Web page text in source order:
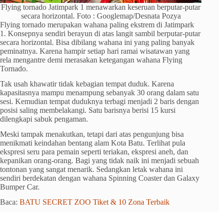
Flying tornado Jatimpark 1 menawarkan keseruan berputar-putar
secara horizontal. Foto : Googlemap/Desnata Pozya
Flying tornado merupakan wahana paling ekstrem di Jatimpark
1. Konsepnya sendiri berayun di atas langit sambil berputar-putar
secara horizontal. Bisa dibilang wahana ini yang paling banyak
peminatnya. Karena hampir setiap hari ramai wisatawan yang
rela mengantre demi merasakan ketegangan wahana Flying
Tornado.
Tak usah khawatir tidak kebagian tempat duduk. Karena
kapasitasnya mampu menampung sebanyak 30 orang dalam satu
sesi. Kemudian tempat duduknya terbagi menjadi 2 baris dengan
posisi saling membelakangi. Satu barisnya berisi 15 kursi
dilengkapi sabuk pengaman.
Meski tampak menakutkan, tetapi dari atas pengunjung bisa
menikmati keindahan bentang alam Kota Batu. Terlihat pula
ekspresi seru para pemain seperti teriakan, ekspresi aneh, dan
kepanikan orang-orang. Bagi yang tidak naik ini menjadi sebuah
tontonan yang sangat menarik. Sedangkan letak wahana ini
sendiri berdekatan dengan wahana Spinning Coaster dan Galaxy
Bumper Car.
Baca: BATU SECRET ZOO Tiket & 10 Zona Terbaik